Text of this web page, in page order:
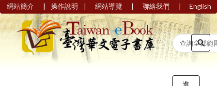
網站簡介 | 操作說明 | 網站導覽 | 聯絡我們 | English
進